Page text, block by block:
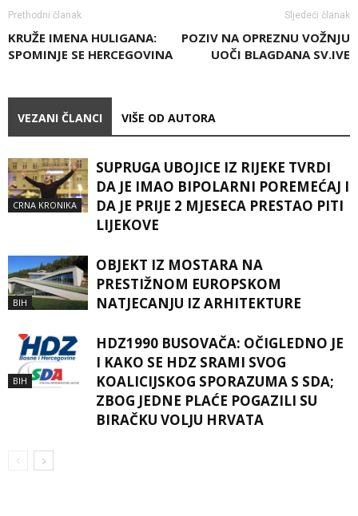
Prethodni članak
KRUŽE IMENA HULIGANA:
SPOMINJE SE HERCEGOVINA
Sljedeći članak
POZIV NA OPREZNU VOŽNJU
UOČI BLAGDANA SV.IVE
VEZANI ČLANCI VIŠE OD AUTORA
CRNA KRONIKA
SUPRUGA UBOJICE IZ RIJEKE TVRDI
DA JE IMAO BIPOLARNI POREMEĆAJ I
DA JE PRIJE 2 MJESECA PRESTAO PITI
LIJEKOVE
BIH
OBJEKT IZ MOSTARA NA
PRESTIŽNOM EUROPSKOM
NATJECANJU IZ ARHITEKTURE
BIH
HDZ1990 BUSOVAČA: OČIGLEDNO JE
I KAKO SE HDZ SRAMI SVOG
KOALICIJSKOG SPORAZUMA S SDA;
ZBOG JEDNE PLAĆE POGAZILI SU
BIRAČKU VOLJU HRVATA